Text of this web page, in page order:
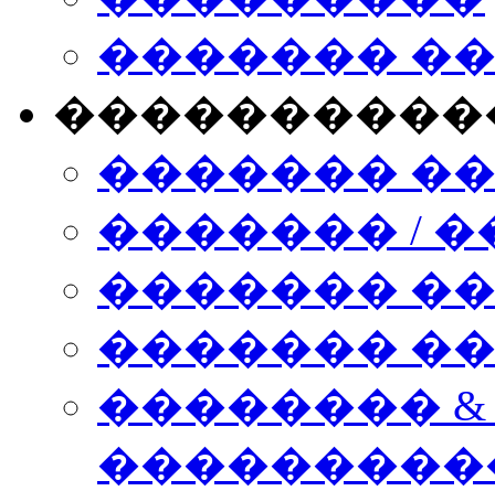
�������
�������
������� /
�������
������� ���
��������